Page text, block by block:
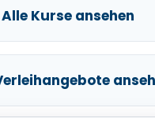
Alle Kurse ansehen